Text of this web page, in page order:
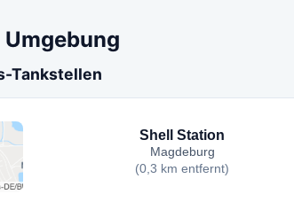
Umgebung
Tankstellen
Shell Station
Magdeburg
(0,3 km entfernt)